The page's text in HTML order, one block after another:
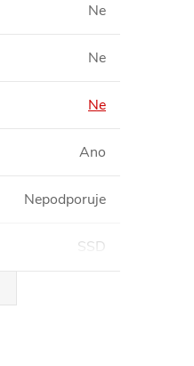
Ne
Ne
Ne
Ano
Nepodporuje
SSD